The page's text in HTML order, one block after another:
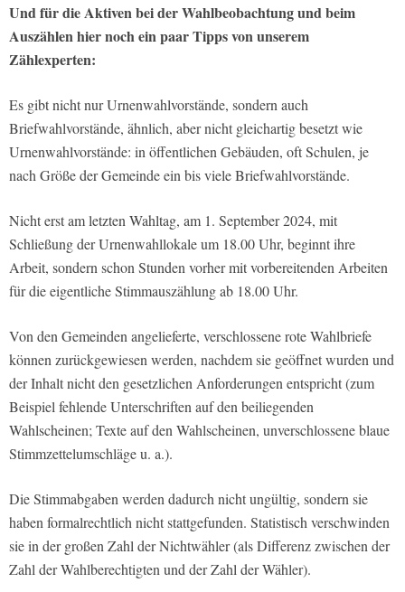
Und für die Aktiven bei der Wahlbeobachtung und beim
Auszählen hier noch ein paar Tipps von unserem
Zählexperten:
Es gibt nicht nur Urnenwahlvorstände, sondern auch
Briefwahlvorstände, ähnlich, aber nicht gleichartig besetzt wie
Urnenwahlvorstände: in öffentlichen Gebäuden, oft Schulen, je
nach Größe der Gemeinde ein bis viele Briefwahlvorstände.
Nicht erst am letzten Wahltag, am 1. September 2024, mit
Schließung der Urnenwahllokale um 18.00 Uhr, beginnt ihre
Arbeit, sondern schon Stunden vorher mit vorbereitenden Arbeiten
für die eigentliche Stimmauszählung ab 18.00 Uhr.
Von den Gemeinden angelieferte, verschlossene rote Wahlbriefe
können zurückgewiesen werden, nachdem sie geöffnet wurden und
der Inhalt nicht den gesetzlichen Anforderungen entspricht (zum
Beispiel fehlende Unterschriften auf den beiliegenden
Wahlscheinen; Texte auf den Wahlscheinen, unverschlossene blaue
Stimmzettelumschläge u. a.).
Die Stimmabgaben werden dadurch nicht ungültig, sondern sie
haben formalrechtlich nicht stattgefunden. Statistisch verschwinden
sie in der großen Zahl der Nichtwähler (als Differenz zwischen der
Zahl der Wahlberechtigten und der Zahl der Wähler).